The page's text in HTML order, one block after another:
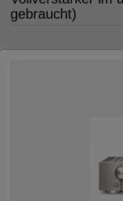
gebraucht)